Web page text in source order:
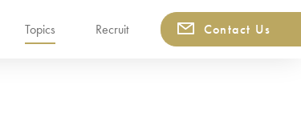
Topics Recruit Contact Us